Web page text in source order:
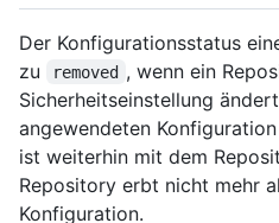
Der Konfigurationsstatus
zu
removed , wenn ein
Sicherheitseinstellung
angewendeten
ist weiterhin mit dem
Repository erbt nicht mehr
Konfiguration.